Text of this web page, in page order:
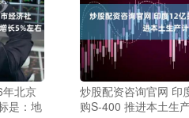
北京
是：地
炒股配资咨询官网 印
购S-400 推进本土生